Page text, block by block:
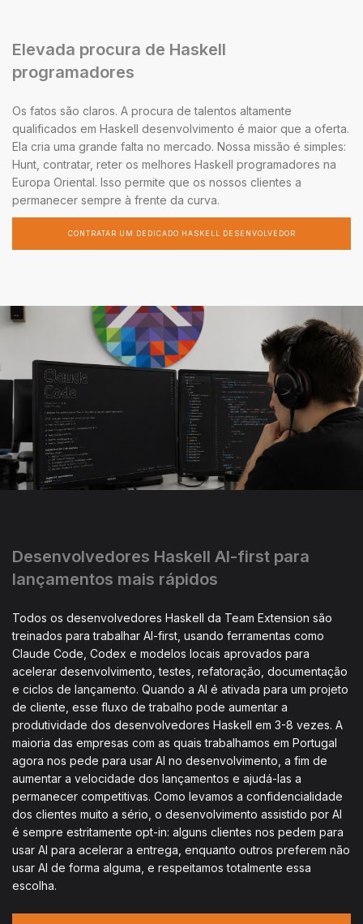
Elevada procura de Haskell
programadores
Os fatos são claros. A procura de talentos altamente
qualificados em Haskell desenvolvimento é maior que a oferta.
Ela cria uma grande falta no mercado. Nossa missão é simples:
Hunt, contratar, reter os melhores Haskell programadores na
Europa Oriental. Isso permite que os nossos clientes a
permanecer sempre à frente da curva.
CONTRATAR UM DEDICADO HASKELL DESENVOLVEDOR
Desenvolvedores Haskell AI-first para
lançamentos mais rápidos
Todos os desenvolvedores Haskell da Team Extension são
treinados para trabalhar AI-first, usando ferramentas como
Claude Code, Codex e modelos locais aprovados para
acelerar desenvolvimento, testes, refatoração, documentação
e ciclos de lançamento. Quando a AI é ativada para um projeto
de cliente, esse fluxo de trabalho pode aumentar a
produtividade dos desenvolvedores Haskell em 3-8 vezes. A
maioria das empresas com as quais trabalhamos em Portugal
agora nos pede para usar AI no desenvolvimento, a fim de
aumentar a velocidade dos lançamentos e ajudá-las a
permanecer competitivas. Como levamos a confidencialidade
dos clientes muito a sério, o desenvolvimento assistido por AI
é sempre estritamente opt-in: alguns clientes nos pedem para
usar AI para acelerar a entrega, enquanto outros preferem não
usar AI de forma alguma, e respeitamos totalmente essa
escolha.